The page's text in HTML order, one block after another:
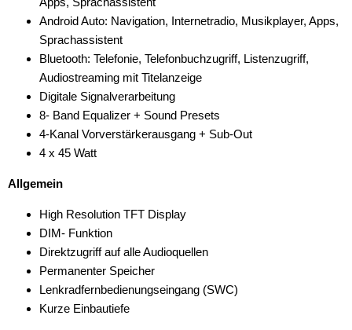
Android Auto: Navigation, Internetradio, Musikplayer, Apps,
Sprachassistent
Bluetooth: Telefonie, Telefonbuchzugriff, Listenzugriff,
Audiostreaming mit Titelanzeige
Digitale Signalverarbeitung
8- Band Equalizer + Sound Presets
4-Kanal Vorverstärkerausgang + Sub-Out
4 x 45 Watt
Allgemein
High Resolution TFT Display
DIM- Funktion
Direktzugriff auf alle Audioquellen
Permanenter Speicher
Lenkradfernbedienungseingang (SWC)
Kurze Einbautiefe